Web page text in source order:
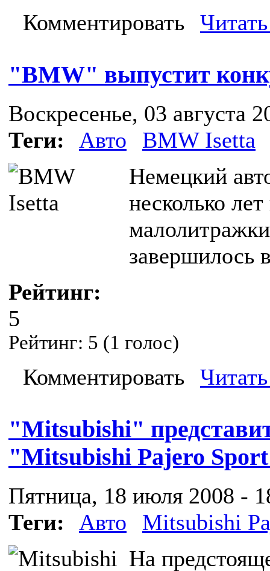
Комментировать
"BMW" выпустит
Воскресенье, 03 августа
Теги:
Авто
BMW Isetta
Немецкий
несколько
завершилось
Рейтинг:
5
Рейтинг: 5 (1 голос)
Комментировать
"Mitsubishi"
"Mitsubishi Pajero
Пятница, 18 июля 2008 -
Теги:
Авто
Mitsubishi
На